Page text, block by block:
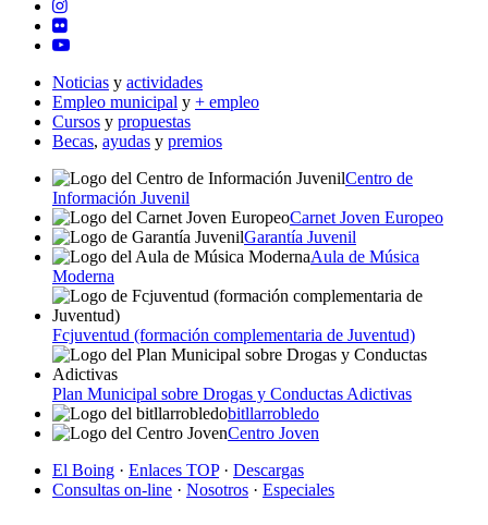
Noticias y actividades
Empleo municipal y + empleo
Cursos y propuestas
Becas, ayudas y premios
Centro de
Información Juvenil
Carnet Joven Europeo
Garantía Juvenil
Aula de Música
Moderna
Fcjuventud (formación complementaria de Juventud)
Plan Municipal sobre Drogas y Conductas Adictivas
bitllarrobledo
Centro Joven
El Boing · Enlaces TOP· Descargas
Consultas on-line · Nosotros · Especiales